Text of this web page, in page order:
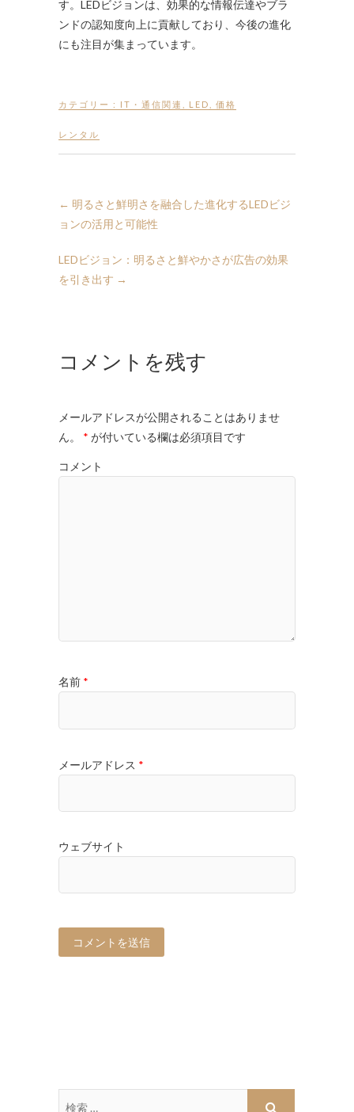
す。LEDビジョンは、効果的な情報伝達やブラ
ンドの認知度向上に貢献しており、今後の進化
にも注目が集まっています。
カテゴリー : IT・通信関連 LED 価格
レンタル
← 明るさと鮮明さを融合した進化するLEDビジ
ョンの活用と可能性
LEDビジョン：明るさと鮮やかさが広告の効果
を引き出す →
コメントを残す
メールアドレスが公開されることはありませ
ん。
* が付いている欄は必須項目です
コメント
名前 *
メールアドレス *
ウェブサイト